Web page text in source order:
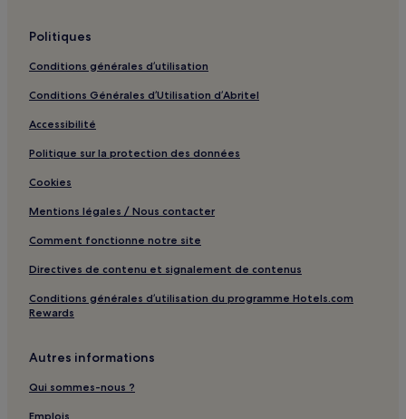
Crasville : hôtels
Saint-Germain-De-Fresney : hôtels
Écouis : hôtels
Yquebeuf : hôtels
Yville-Sur-Seine : hôtels
Rouvray : hôtels
Le Val-David : hôtels
Feuguerolles : hôtels
La Haye : hôtels
Politiques
Conditions générales d’utilisation
Conditions Générales d’Utilisation d’Abritel
Accessibilité
Politique sur la protection des données
Cookies
Mentions légales / Nous contacter
Comment fonctionne notre site
Directives de contenu et signalement de contenus
Conditions générales d’utilisation du programme Hotels.com
Rewards
Autres informations
Qui sommes-nous ?
Emplois